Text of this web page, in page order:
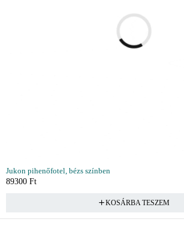
Jukon pihenőfotel, bézs színben
89300 Ft
KOSÁRBA TESZEM